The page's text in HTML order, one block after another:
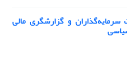
و گزارشگری مالی